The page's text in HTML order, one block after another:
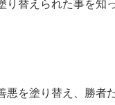
り替えられた事を知
悪を塗り替え、勝者